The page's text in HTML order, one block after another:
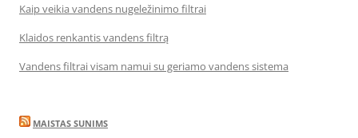
Kaip veikia vandens nugeležinimo filtrai
Klaidos renkantis vandens filtrą
Vandens filtrai visam namui su geriamo vandens sistema
MAISTAS SUNIMS